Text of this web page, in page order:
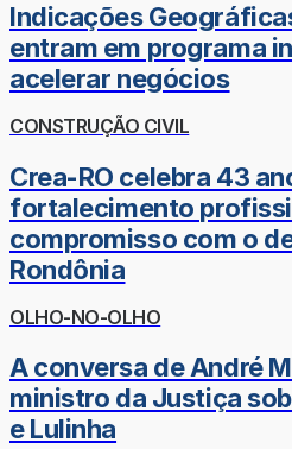
Indicações
entram em programa
acelerar negócios
CONSTRUÇÃO CIVIL
Crea-RO celebra 43
fortalecimento
compromisso com o
Rondônia
OLHO-NO-OLHO
A conversa de André
ministro da Justiça
e Lulinha